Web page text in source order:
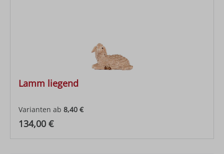
Lamm liegend
Varianten ab 8,40 €
Regulärer Preis:
134,00 €